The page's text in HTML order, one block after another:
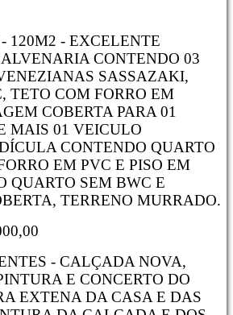
120M2 - EXCELENTE
CONTENDO 03
SASSAZAKI,
TETO COM FORRO EM
COBERTA PARA 01
MAIS 01 VEICULO
CONTENDO QUARTO
EM PVC E PISO EM
QUARTO SEM BWC E
TERRENO MURRADO.
- CALÇADA NOVA,
E CONCERTO DO
EXTENA DA CASA E DAS